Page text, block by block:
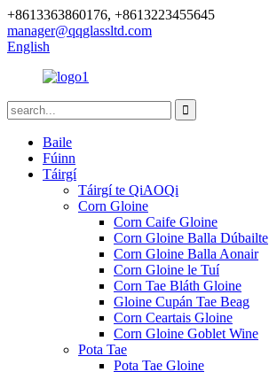
+8613363860176, +8613223455645
manager@qqglassltd.com
English
Baile
Fúinn
Táirgí
Táirgí te QiAOQi
Corn Gloine
Corn Caife Gloine
Corn Gloine Balla Dúbailte
Corn Gloine Balla Aonair
Corn Gloine le Tuí
Corn Tae Bláth Gloine
Gloine Cupán Tae Beag
Corn Ceartais Gloine
Corn Gloine Goblet Wine
Pota Tae
Pota Tae Gloine